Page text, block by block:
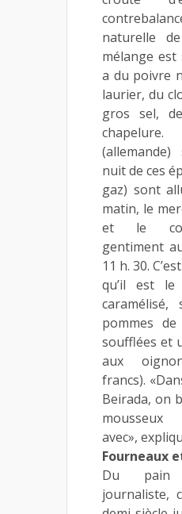
naturelle
mélange est
a du poivre
laurier, du
gros sel,
nuit de ces
gaz) sont
matin, le
et le
gentiment
11 h. 30.
qu’il est le
caramélisé,
pommes
soufflées et
aux
francs).
Beirada, on
mousseux
avec»,
Fourneaux
Du
journaliste,